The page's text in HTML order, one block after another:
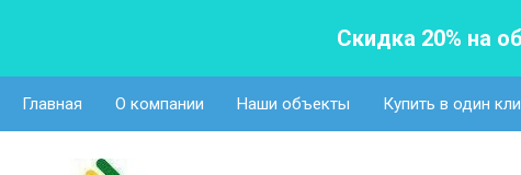
Скидка 20% на
Главная О компании Наши объекты Купить в один